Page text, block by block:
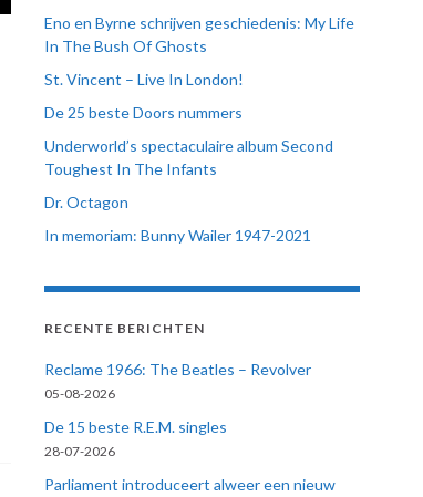
Eno en Byrne schrijven geschiedenis: My Life
In The Bush Of Ghosts
St. Vincent – Live In London!
De 25 beste Doors nummers
Underworld’s spectaculaire album Second
Toughest In The Infants
Dr. Octagon
In memoriam: Bunny Wailer 1947-2021
RECENTE BERICHTEN
Reclame 1966: The Beatles – Revolver
05-08-2026
De 15 beste R.E.M. singles
28-07-2026
Parliament introduceert alweer een nieuw